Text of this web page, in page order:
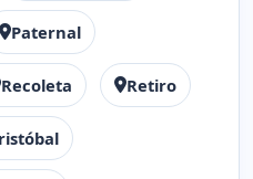
Paternal
Recoleta Retiro